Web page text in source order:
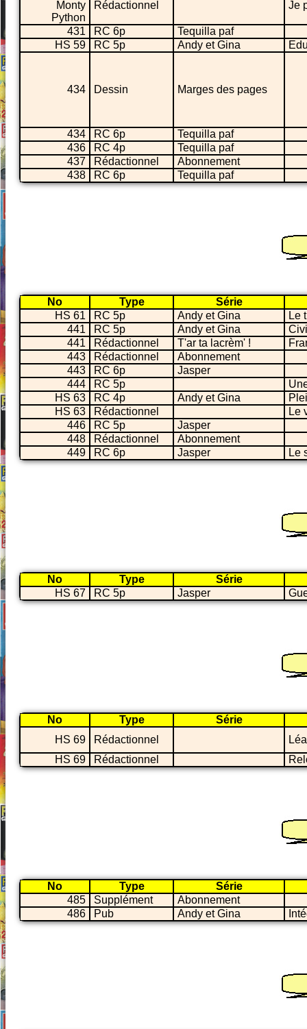
Monty
Python
Rédactionnel Je
431 RC 6p
Tequilla paf
HS 59
RC 5p Andy et Gina
434 Dessin Marges des pages
434 RC 6p
Tequilla paf
436
RC 4p
Tequilla paf
437
Rédactionnel
Abonnement
438
RC 6p Tequilla paf
No Type
Série
HS 61
RC 5p Andy et Gina
Le
441
RC 5p Andy et Gina
441
Rédactionnel T'ar ta lacrèm' !
443
Rédactionnel
Abonnement
443
RC 6p
Jasper
444
RC 5p
HS 63
RC 4p Andy et Gina
HS 63
Rédactionnel
Le
446
RC 5p
Jasper
448
Rédactionnel
Abonnement
449
RC 6p Jasper Le
No Type
Série
HS 67
RC 5p Jasper
No Type
Série
HS 69
Rédactionnel
HS 69
Rédactionnel
No Type
Série
485
Supplément
Abonnement
486
Pub Andy et Gina